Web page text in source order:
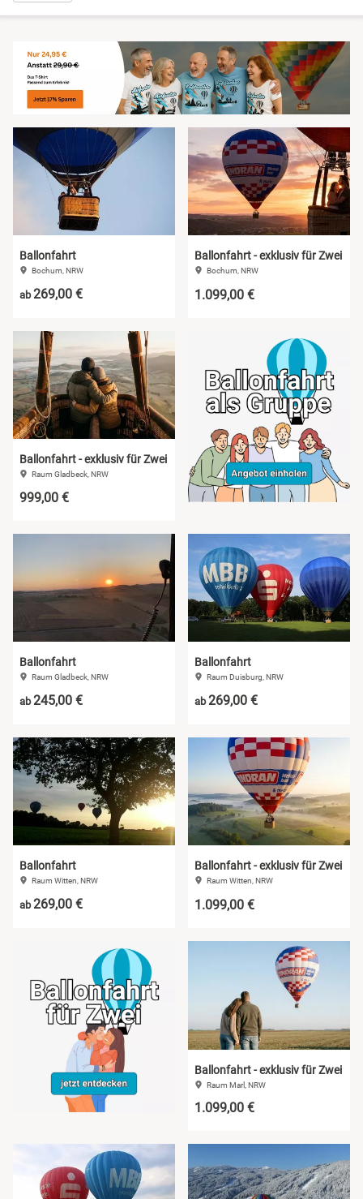
Ballonfahrt
Bochum, NRW
ab269,00 €
Ballonfahrt - exklusiv für Zwei
Bochum, NRW
1.099,00 €
Ballonfahrt - exklusiv für Zwei
Raum Gladbeck, NRW
999,00 €
Ballonfahrt
Raum Gladbeck, NRW
ab245,00 €
Ballonfahrt
Raum Duisburg, NRW
ab269,00 €
Ballonfahrt
Raum Witten, NRW
ab269,00 €
Ballonfahrt - exklusiv für Zwei
Raum Witten, NRW
1.099,00 €
Ballonfahrt - exklusiv für Zwei
Raum Marl, NRW
1.099,00 €
NRW
Saarland
Sachsen
Mecklenburgische Seenplatte
Nordsee
Ostfriesland
Sächsische Schweiz
Schwäbische Alb